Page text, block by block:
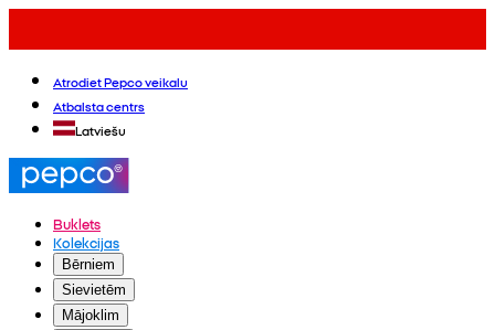
Atrodiet Pepco veikalu
Atbalsta centrs
Latviešu
Buklets
Kolekcijas
Bērniem
Sievietēm
Mājoklim